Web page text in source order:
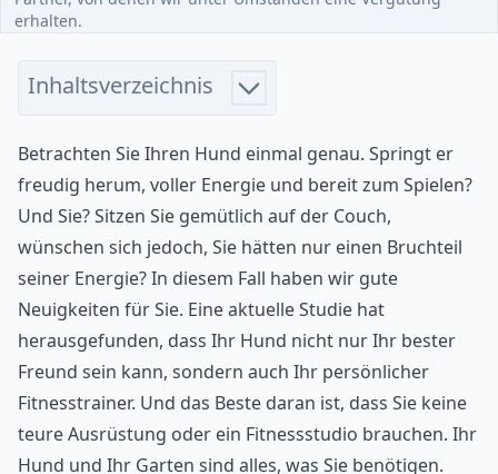
erhalten.
Betrachten Sie Ihren Hund einmal genau. Springt er
freudig herum, voller Energie und bereit zum Spielen?
Und Sie? Sitzen Sie gemütlich auf der Couch,
wünschen sich jedoch, Sie hätten nur einen Bruchteil
seiner Energie? In diesem Fall haben wir gute
Neuigkeiten für Sie. Eine aktuelle Studie hat
herausgefunden, dass Ihr Hund nicht nur Ihr bester
Freund sein kann, sondern auch Ihr persönlicher
Fitnesstrainer. Und das Beste daran ist, dass Sie keine
teure Ausrüstung oder ein Fitnessstudio brauchen. Ihr
Hund und Ihr Garten sind alles, was Sie benötigen.
Inhaltsverzeichnis